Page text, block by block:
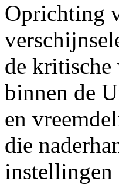
Oprichting
de kritische
binnen de
en
die
instellingen